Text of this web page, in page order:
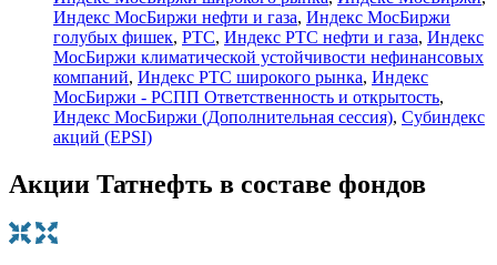
Индекс МосБиржи нефти и газа, Индекс МосБиржи
голубых фишек, РТС, Индекс РТС нефти и газа, Индекс
МосБиржи климатической устойчивости нефинансовых
компаний, Индекс РТС широкого рынка, Индекс
МосБиржи - РСПП Ответственность и открытость,
Индекс МосБиржи (Дополнительная сессия), Субиндекс
акций (EPSI)
Акции Татнефть в составе фондов